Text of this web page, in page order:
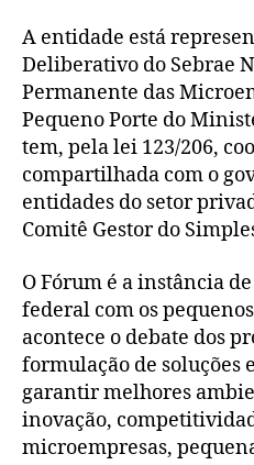
A entidade está
Deliberativo do Sebrae
Permanente das
Pequeno Porte do
tem, pela lei 123/206,
compartilhada com o
entidades do setor
Comitê Gestor do
O Fórum é a instância
federal com os
acontece o debate dos
formulação de soluções
garantir melhores
inovação,
microempresas,